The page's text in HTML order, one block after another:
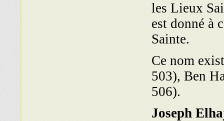
les Lieux
est donné à
Sainte.
Ce nom
503), Ben
506).
Joseph